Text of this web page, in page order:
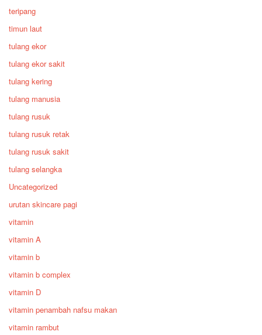
teripang
timun laut
tulang ekor
tulang ekor sakit
tulang kering
tulang manusia
tulang rusuk
tulang rusuk retak
tulang rusuk sakit
tulang selangka
Uncategorized
urutan skincare pagi
vitamin
vitamin A
vitamin b
vitamin b complex
vitamin D
vitamin penambah nafsu makan
vitamin rambut